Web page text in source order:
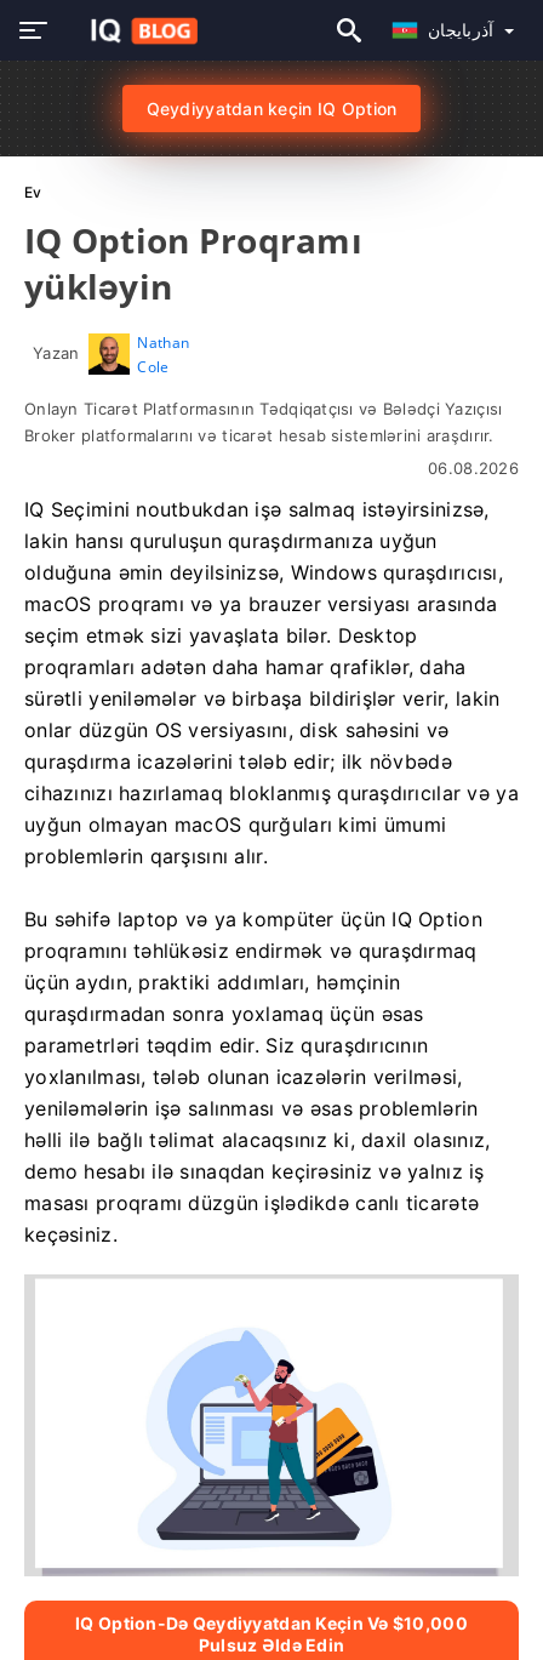
Qeydiyyatdan keçin IQ Option
Ev
IQ Option Proqramı
yükləyin
Yazan
Nathan
Cole
Onlayn Ticarət Platformasının Tədqiqatçısı və Bələdçi Yazıçısı
Broker platformalarını və ticarət hesab sistemlərini araşdırır.
06.08.2026
IQ Seçimini noutbukdan işə salmaq istəyirsinizsə,
lakin hansı quruluşun quraşdırmanıza uyğun
olduğuna əmin deyilsinizsə, Windows quraşdırıcısı,
macOS proqramı və ya brauzer versiyası arasında
seçim etmək sizi yavaşlata bilər. Desktop
proqramları adətən daha hamar qrafiklər, daha
sürətli yeniləmələr və birbaşa bildirişlər verir, lakin
onlar düzgün OS versiyasını, disk sahəsini və
quraşdırma icazələrini tələb edir; ilk növbədə
cihazınızı hazırlamaq bloklanmış quraşdırıcılar və ya
uyğun olmayan macOS qurğuları kimi ümumi
problemlərin qarşısını alır.
Bu səhifə laptop və ya kompüter üçün IQ Option
proqramını təhlükəsiz endirmək və quraşdırmaq
üçün aydın, praktiki addımları, həmçinin
quraşdırmadan sonra yoxlamaq üçün əsas
parametrləri təqdim edir. Siz quraşdırıcının
yoxlanılması, tələb olunan icazələrin verilməsi,
yeniləmələrin işə salınması və əsas problemlərin
həlli ilə bağlı təlimat alacaqsınız ki, daxil olasınız,
demo hesabı ilə sınaqdan keçirəsiniz və yalnız iş
masası proqramı düzgün işlədikdə canlı ticarətə
keçəsiniz.
IQ Option-Də Qeydiyyatdan Keçin Və $10,000
Pulsuz Əldə Edin